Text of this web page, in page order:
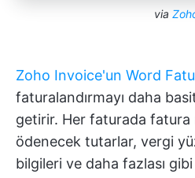
via
Zoho Invoice'un Word
faturalandırmayı daha
getirir. Her faturada fatura
ödenecek tutarlar, vergi
bilgileri ve daha fazlası